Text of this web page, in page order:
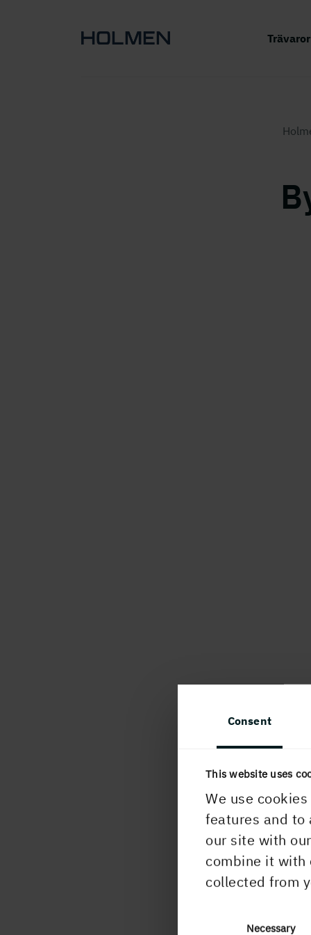
Consent
This website uses
We use
features and to
our site with
combine it with
collected from
Necessary